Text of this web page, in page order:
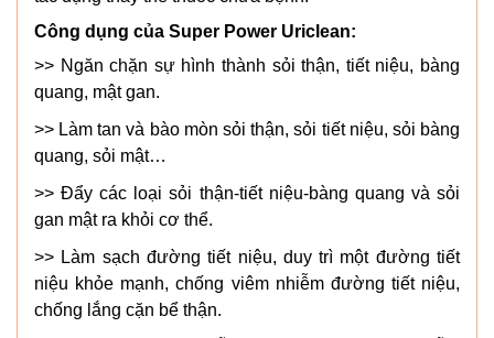
Công dụng của Super Power Uriclean:
>> Ngăn chặn sự hình thành sỏi thận, tiết niệu, bàng
quang, mật gan.
>> Làm tan và bào mòn sỏi thận, sỏi tiết niệu, sỏi bàng
quang, sỏi mật…
>> Đẩy các loại sỏi thận-tiết niệu-bàng quang và sỏi
gan mật ra khỏi cơ thể.
>> Làm sạch đường tiết niệu, duy trì một đường tiết
niệu khỏe mạnh, chống viêm nhiễm đường tiết niệu,
chống lắng cặn bể thận.